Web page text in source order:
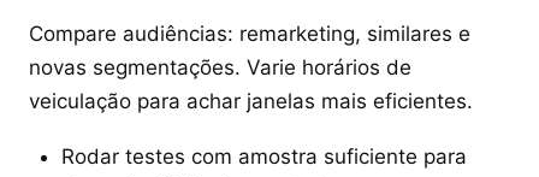
Compare audiências: remarketing, similares e
novas segmentações. Varie horários de
veiculação para achar janelas mais eficientes.
Rodar testes com amostra suficiente para